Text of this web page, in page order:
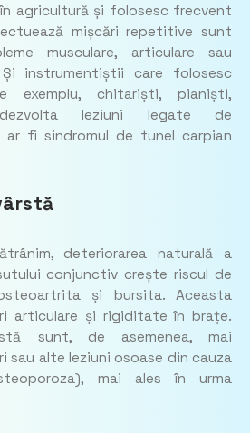
agricultură și folosesc frecvent
mișcări repetitive sunt
musculare, articulare sau
instrumentiștii care folosesc
exemplu, chitariști, pianiști,
leziuni legate de
ar fi sindromul de tunel carpian
deteriorarea naturală a
conjunctiv crește riscul de
și bursita. Aceasta
articulare și rigiditate în brațe.
sunt, de asemenea, mai
sau alte leziuni osoase din cauza
mai ales în urma